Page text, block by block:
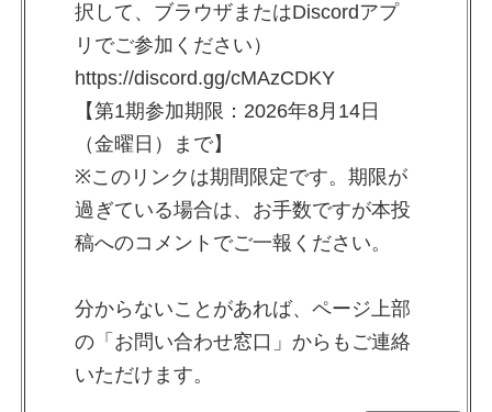
択して、ブラウザまたはDiscordアプ
リでご参加ください）
https://discord.gg/cMAzCDKY
【第1期参加期限：2026年8月14日
（金曜日）まで】
※このリンクは期間限定です。期限が
過ぎている場合は、お手数ですが本投
稿へのコメントでご一報ください。
分からないことがあれば、ページ上部
の「お問い合わせ窓口」からもご連絡
いただけます。